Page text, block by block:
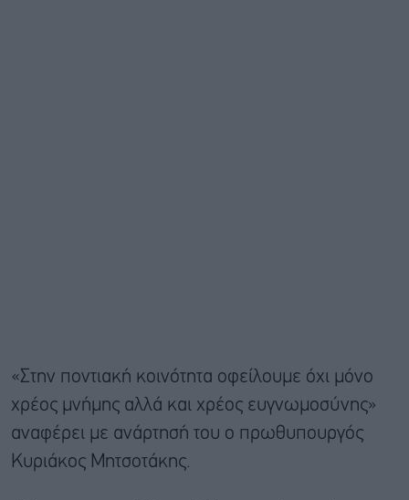
«Στην ποντιακή κοινότητα οφείλουμε όχι μόνο
χρέος μνήμης αλλά και χρέος ευγνωμοσύνης»
αναφέρει με ανάρτησή του ο πρωθυπουργός
Κυριάκος Μητσοτάκης.